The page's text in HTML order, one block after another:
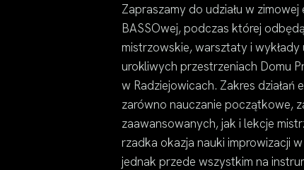
Zapraszamy do udziału w
BASSOwej, podczas której
mistrzowskie, warsztaty i
urokliwych przestrzeniach Domu
w Radziejowicach. Zakres działań
zarówno nauczanie początkowe,
zaawansowanych, jak i lekcje
rzadka okazja nauki improwizacji
jednak przede wszystkim na